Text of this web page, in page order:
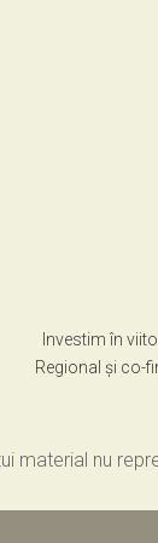
Investim în
Regional şi co-
material nu